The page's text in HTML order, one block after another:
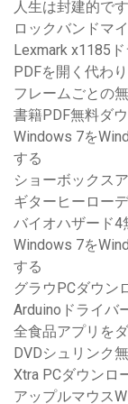
人生は封建的で
ロックバンドマ
Lexmark x1185
PDFを開く代わ
フレームごとの
書籍PDF無料ダ
Windows 7を
する
ショーボックス
ギターヒーロー
バイオハザード4
Windows 7を
する
グラウPCダウン
Arduinoドライバ
全食品アプリを
DVDシュリンク
Xtra PCダウンロ
アップルマウス